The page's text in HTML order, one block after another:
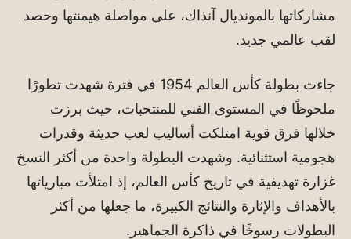
مشاركاتها بالمونديال آنذاك، على مواصلة هيمنتها وحصد
لقب عالمي جديد.
جاءت بطولة كأس العالم 1954 في فترة شهدت تطورًا
ملحوظًا في المستوى الفني للمنتخبات، حيث برزت
خلالها فرق قوية امتلكت أساليب لعب حديثة وقدرات
هجومية استثنائية. وشهدت البطولة واحدة من أكثر النسخ
غزارة تهديفية في تاريخ كأس العالم، إذ امتلأت مبارياتها
بالأهداف والإثارة والنتائج الكبيرة، ما جعلها من أكثر
البطولات رسوخًا في ذاكرة الجماهير.